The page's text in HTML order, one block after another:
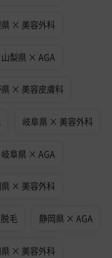
× 美容外科
山梨県 × AGA
× 美容皮膚科
岐阜県 × 美容外科
岐阜県 × AGA
× 美容外科
毛 静岡県 × AGA
× 美容外科